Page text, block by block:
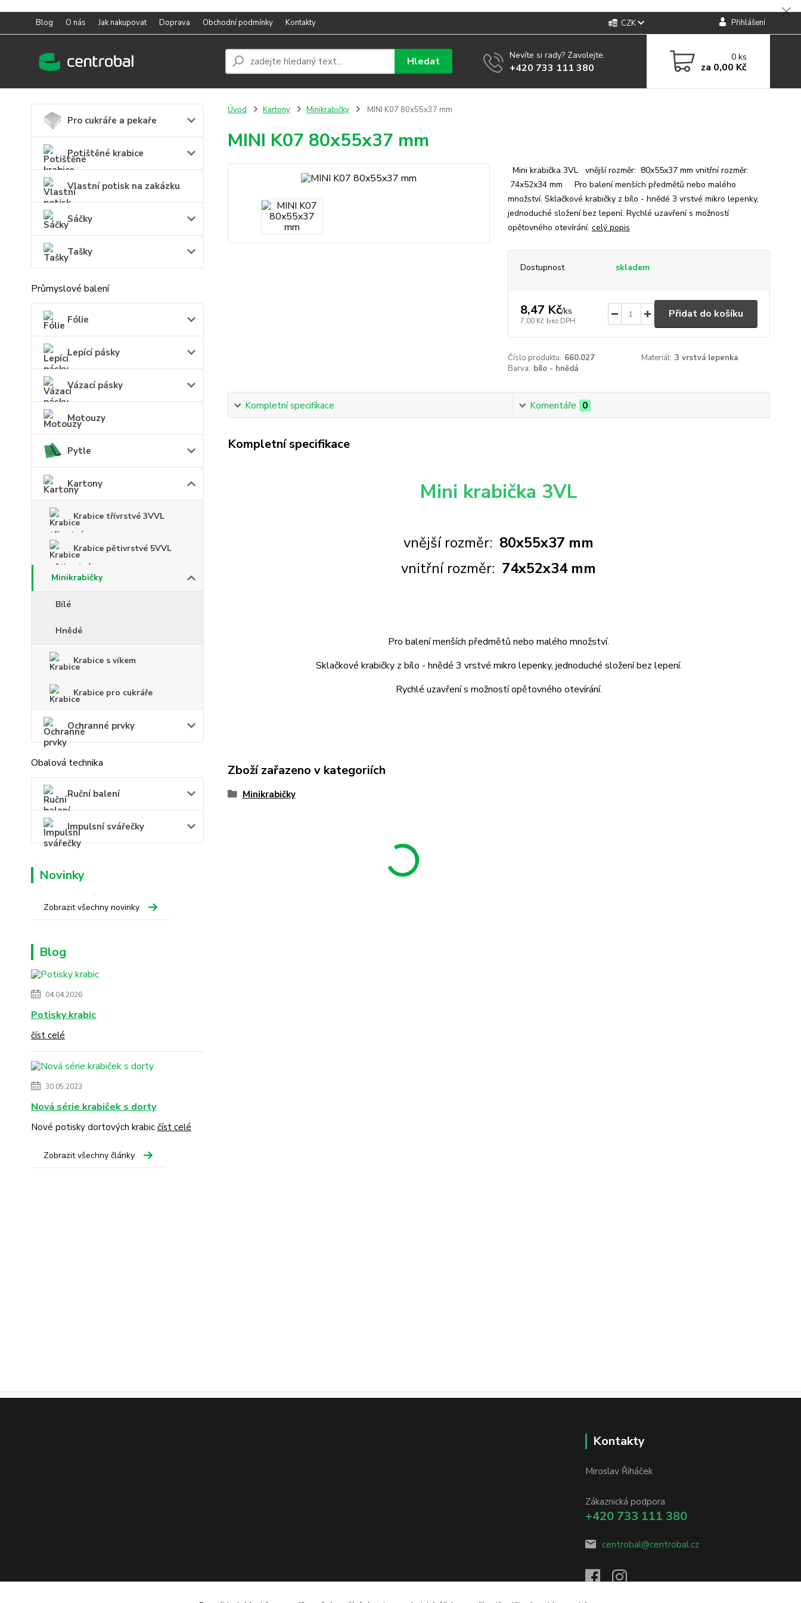
Blog O nás Jak nakupovat Doprava Obchodní podmínky Kontakty CZK Přihlášení
Hledat Nevíte si rady? Zavolejte.
+420 733 111 380
0ks
za 0,00 Kč
Pro cukráře a pekaře
Potištěné krabice
Vlastní potisk na zakázku
Sáčky
Tašky
Průmyslové balení
Fólie
Lepící pásky
Vázací pásky
Motouzy
Pytle
Kartony
Krabice třívrstvé 3VVL
Krabice pětivrstvé 5VVL
Minikrabičky
Bílé
Hnědé
Krabice s víkem
Krabice pro cukráře
Ochranné prvky
Obalová technika
Ruční balení
Impulsní svářečky
Novinky
Zobrazit všechny novinky
Blog
04.04.2026
Potisky krabic
číst celé
30.05.2023
Nová série krabiček s dorty
Nové potisky dortových krabic číst celé
Zobrazit všechny články
Úvod Kartony Minikrabičky MINI K07 80x55x37 mm
MINI K07 80x55x37 mm
Mini krabička 3VL vnější rozměr: 80x55x37 mm vnitřní rozměr:
74x52x34 mm Pro balení menších předmětů nebo malého
množství. Sklačkové krabičky z bílo - hnědé 3 vrstvé mikro lepenky,
jednoduché složení bez lepení. Rychlé uzavření s možností
opětovného otevírání. celý popis
Dostupnost skladem
8,47 Kč/ks
7,00 Kč bez DPH
Přidat do košíku
Číslo produktu: 660.027 Materiál: 3 vrstvá lepenka
Barva: bílo - hnědá
Kompletní specifikace Komentáře 0
Kompletní specifikace
Mini krabička 3VL
vnější rozměr: 80x55x37 mm
vnitřní rozměr: 74x52x34 mm
Pro balení menších předmětů nebo malého množství.
Sklačkové krabičky z bílo - hnědé 3 vrstvé mikro lepenky, jednoduché složení bez lepení.
Rychlé uzavření s možností opětovného otevírání.
Zboží zařazeno v kategoriích
Minikrabičky
Kontakty
Miroslav Řiháček
Zákaznická podpora
+420 733 111 380
centrobal@centrobal.cz